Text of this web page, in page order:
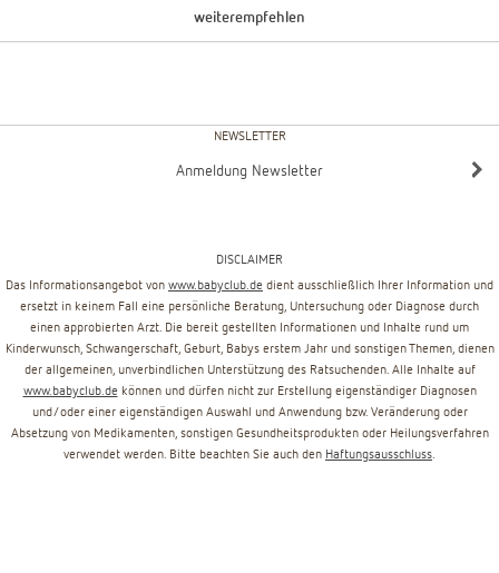
weiterempfehlen
NEWSLETTER
Anmeldung Newsletter
DISCLAIMER
Das Informationsangebot von www.babyclub.de dient ausschließlich Ihrer Information und
ersetzt in keinem Fall eine persönliche Beratung, Untersuchung oder Diagnose durch
einen approbierten Arzt. Die bereit gestellten Informationen und Inhalte rund um
Kinderwunsch, Schwangerschaft, Geburt, Babys erstem Jahr und sonstigen Themen, dienen
der allgemeinen, unverbindlichen Unterstützung des Ratsuchenden. Alle Inhalte auf
www.babyclub.de können und dürfen nicht zur Erstellung eigenständiger Diagnosen
und/oder einer eigenständigen Auswahl und Anwendung bzw. Veränderung oder
Absetzung von Medikamenten, sonstigen Gesundheitsprodukten oder Heilungsverfahren
verwendet werden. Bitte beachten Sie auch den Haftungsausschluss.